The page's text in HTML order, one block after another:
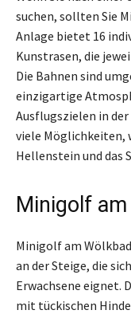
suchen, sollten Sie
Anlage bietet 16
Kunstrasen, die
Die Bahnen sind
einzigartige
Ausflugszielen in
viele Möglichkeiten,
Hellenstein und das
Minigolf am
Minigolf am
an der Steige, die
Erwachsene eignet.
mit tückischen